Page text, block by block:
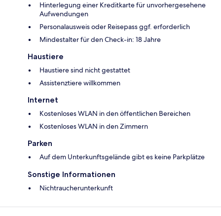
Hinterlegung einer Kreditkarte für unvorhergesehene
Aufwendungen
Personalausweis oder Reisepass ggf. erforderlich
Mindestalter für den Check-in: 18 Jahre
Haustiere
Haustiere sind nicht gestattet
Assistenztiere willkommen
Internet
Kostenloses WLAN in den öffentlichen Bereichen
Kostenloses WLAN in den Zimmern
Parken
Auf dem Unterkunftsgelände gibt es keine Parkplätze
Sonstige Informationen
Nichtraucherunterkunft